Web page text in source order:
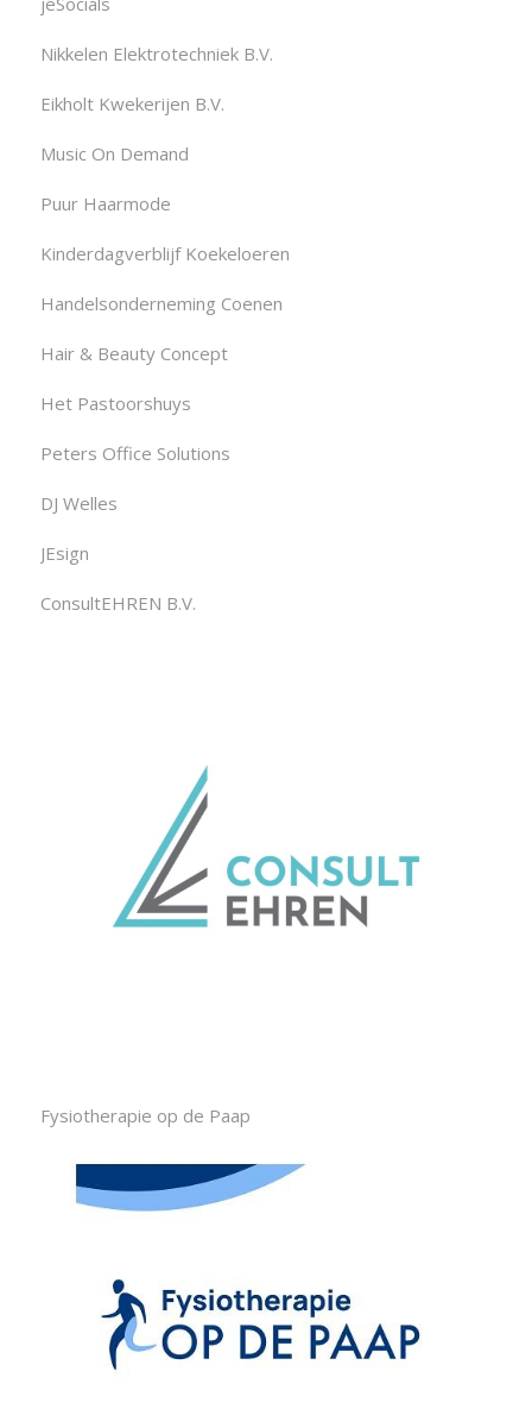
Nikkelen Elektrotechniek B.V.
Eikholt Kwekerijen B.V.
Music On Demand
Puur Haarmode
Kinderdagverblijf Koekeloeren
Handelsonderneming Coenen
Hair & Beauty Concept
Het Pastoorshuys
Peters Office Solutions
DJ Welles
JEsign
ConsultEHREN B.V.
Fysiotherapie op de Paap